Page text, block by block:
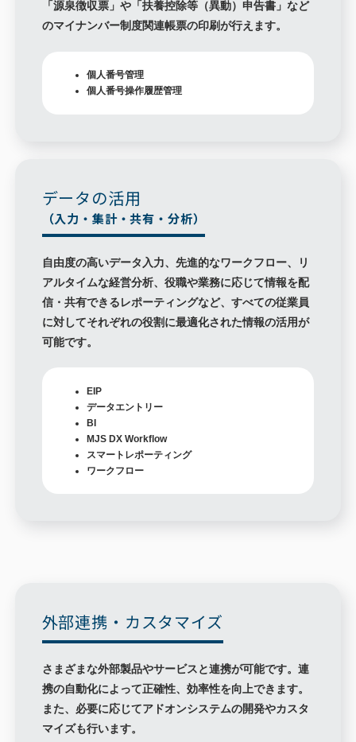
「源泉徴収票」や「扶養控除等（異動）申告書」など
のマイナンバー制度関連帳票の印刷が行えます。
個人番号管理
個人番号操作履歴管理
データの活用
（入力・集計・共有・分析）
自由度の高いデータ入力、先進的なワークフロー、リ
アルタイムな経営分析、役職や業務に応じて情報を配
信・共有できるレポーティングなど、すべての従業員
に対してそれぞれの役割に最適化された情報の活用が
可能です。
EIP
データエントリー
BI
MJS DX Workflow
スマートレポーティング
ワークフロー
外部連携・カスタマイズ
さまざまな外部製品やサービスと連携が可能です。連
携の自動化によって正確性、効率性を向上できます。
また、必要に応じてアドオンシステムの開発やカスタ
マイズも行います。